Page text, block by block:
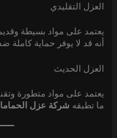
العزل التقليدي
يعتمد على مواد بسيطة
أنه قد لا يوفر حماية كاملة
العزل الحديث
يعتمد على مواد متطورة
ما تطبقه شركة عزل الحمامات